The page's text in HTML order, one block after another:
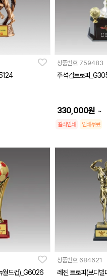
상품번호 759483
주석컵트로피
330,000원 ~
칼라인쇄 인쇄무료
월드컵)_G6026
상품번호 684621
레진 트로피(보디